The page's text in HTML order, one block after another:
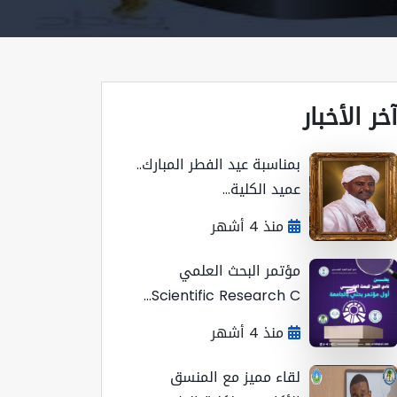
آخر الأخبار
بمناسبة عيد الفطر المبارك..
عميد الكلية...
منذ 4 أشهر
مؤتمر البحث العلمي
Scientific Research C...
منذ 4 أشهر
لقاء مميز مع المنسق